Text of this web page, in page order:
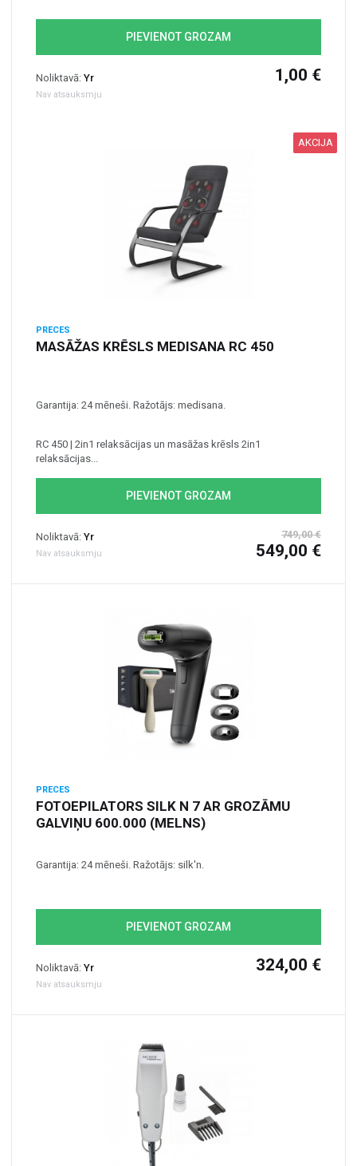
PIEVIENOT GROZAM
Noliktavā: Yr
Nav atsauksmju
1,00 €
AKCIJA
PRECES
MASĀŽAS KRĒSLS MEDISANA RC 450
Garantija: 24 mēneši. Ražotājs: medisana.
RC 450 | 2in1 relaksācijas un masāžas krēsls 2in1
relaksācijas...
PIEVIENOT GROZAM
Noliktavā: Yr
Nav atsauksmju
749,00 €
549,00 €
PRECES
FOTOEPILATORS SILK N 7 AR GROZĀMU
GALVIŅU 600.000 (MELNS)
Garantija: 24 mēneši. Ražotājs: silk'n.
PIEVIENOT GROZAM
Noliktavā: Yr
Nav atsauksmju
324,00 €